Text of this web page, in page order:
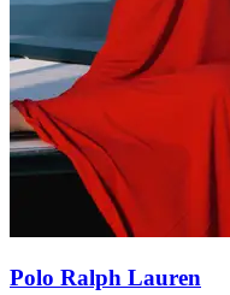
Polo Ralph Lauren